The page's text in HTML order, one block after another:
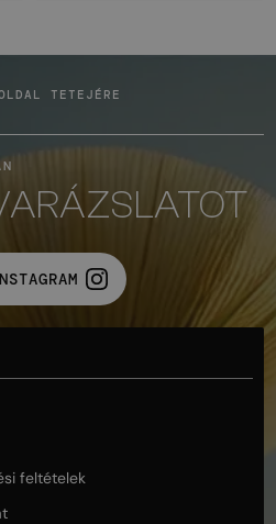
TETEJÉRE
feltételek